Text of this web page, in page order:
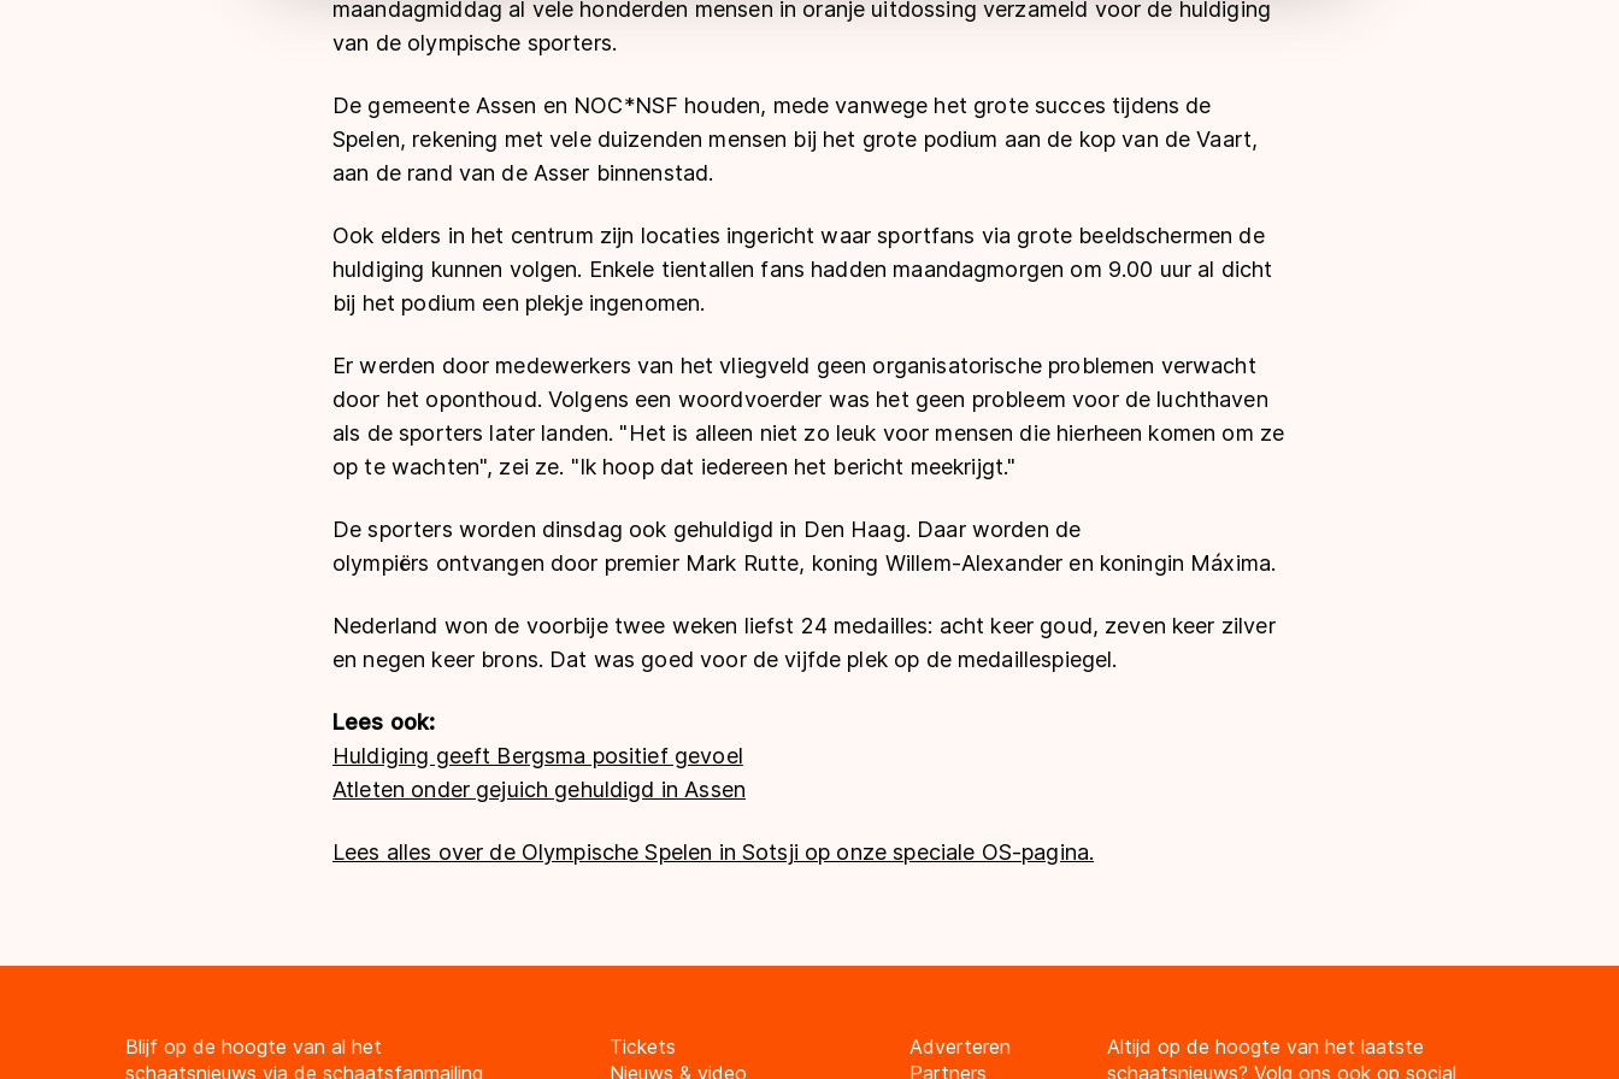
maandagmiddag al vele honderden mensen in oranje uitdossing verzameld voor de huldiging
van de olympische sporters.
De gemeente Assen en NOC*NSF houden, mede vanwege het grote succes tijdens de
Spelen, rekening met vele duizenden mensen bij het grote podium aan de kop van de Vaart,
aan de rand van de Asser binnenstad.
Ook elders in het centrum zijn locaties ingericht waar sportfans via grote beeldschermen de
huldiging kunnen volgen. Enkele tientallen fans hadden maandagmorgen om 9.00 uur al dicht
bij het podium een plekje ingenomen.
Er werden door medewerkers van het vliegveld geen organisatorische problemen verwacht
door het oponthoud. Volgens een woordvoerder was het geen probleem voor de luchthaven
als de sporters later landen. "Het is alleen niet zo leuk voor mensen die hierheen komen om ze
op te wachten", zei ze. "Ik hoop dat iedereen het bericht meekrijgt."
De sporters worden dinsdag ook gehuldigd in Den Haag. Daar worden de
olympiërs ontvangen door premier Mark Rutte, koning Willem-Alexander en koningin Máxima.
Nederland won de voorbije twee weken liefst 24 medailles: acht keer goud, zeven keer zilver
en negen keer brons. Dat was goed voor de vijfde plek op de medaillespiegel.
Lees ook:
Huldiging geeft Bergsma positief gevoel
Atleten onder gejuich gehuldigd in Assen
Lees alles over de Olympische Spelen in Sotsji op onze speciale OS-pagina.
Blijf op de hoogte van al het
schaatsnieuws via de schaatsfanmailing
Tickets
Nieuws & video
Adverteren
Partners
Altijd op de hoogte van het laatste
schaatsnieuws? Volg ons ook op social